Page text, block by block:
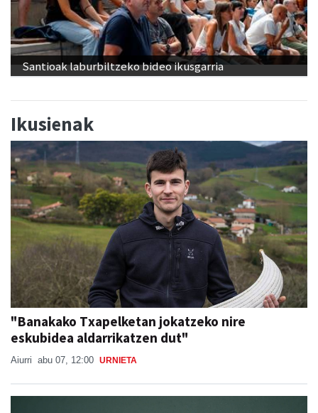
Santioak laburbiltzeko bideo ikusgarria
Ikusienak
"Banakako Txapelketan jokatzeko nire
eskubidea aldarrikatzen dut"
Aiurri abu 07, 12:00 URNIETA